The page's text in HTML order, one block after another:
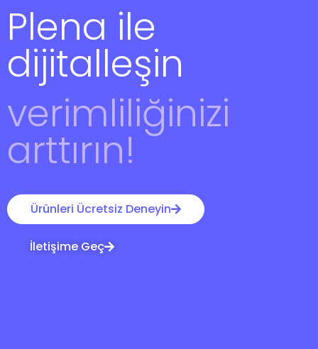
Plena ile
dijitalleşin
verimliliğinizi
arttırın!
Ürünleri Ücretsiz Deneyin
İletişime Geç